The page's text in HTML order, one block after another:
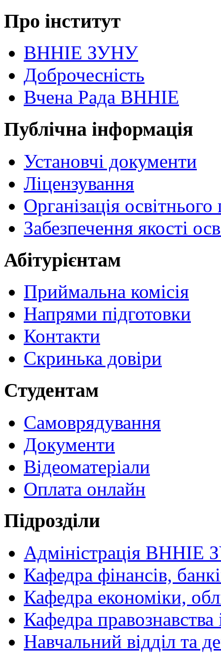
Про інститут
ВННІЕ ЗУНУ
Доброчесність
Вчена Рада ВННІЕ
Публічна інформація
Установчі документи
Ліцензування
Організація
Забезпечення якості
Абітурієнтам
Приймальна комісія
Напрями підготовки
Контакти
Скринька довіри
Студентам
Самоврядування
Документи
Відеоматеріали
Оплата онлайн
Підрозділи
Адміністрація ВННІЕ
Кафедра фінансів,
Кафедра економіки,
Кафедра
Навчальний відділ та